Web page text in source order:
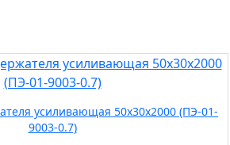
усиливающая 50х30х2000 (ПЭ-01-
9003-0.7)